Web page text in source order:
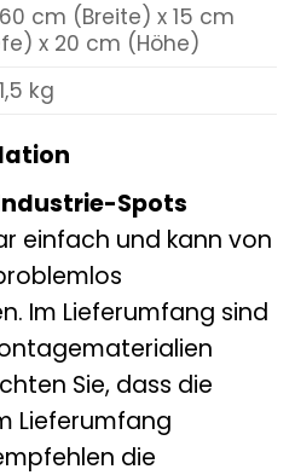
cm (Breite) x 15 cm
x 20 cm (Höhe)
kg
Spots
einfach und kann von
Im Lieferumfang sind
Sie, dass die
Lieferumfang
die